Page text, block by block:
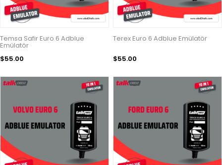
Temsa Safir Euro 6 Adblue
Emülatör
$55.00
Terex Euro 6 Adblue Emülatör
$55.00